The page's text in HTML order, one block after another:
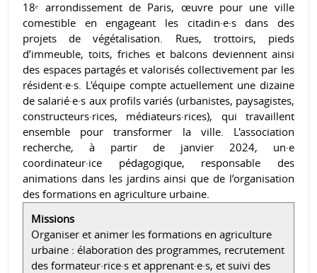
18ᵉ arrondissement de Paris, œuvre pour une ville
comestible en engageant les citadin·e·s dans des
projets de végétalisation. Rues, trottoirs, pieds
d’immeuble, toits, friches et balcons deviennent ainsi
des espaces partagés et valorisés collectivement par les
résident·e·s. L'équipe compte actuellement une dizaine
de salarié·e·s aux profils variés (urbanistes, paysagistes,
constructeurs·rices, médiateurs·rices), qui travaillent
ensemble pour transformer la ville. L'association
recherche, à partir de janvier 2024, un·e
coordinateur·ice pédagogique, responsable des
animations dans les jardins ainsi que de l’organisation
des formations en agriculture urbaine.
Missions
Organiser et animer les formations en agriculture
urbaine : élaboration des programmes, recrutement
des formateur·rice·s et apprenant·e·s, et suivi des